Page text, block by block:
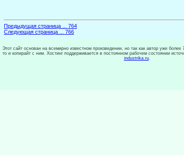
Предыдущая страница ... 764
Следующая страница ... 766
Этот сайт основан на всемирно известном произведении, но так как автор уже более
то и копирайт с ним. Хостинг поддерживается в постоянном рабочем состоянии
industrika.ru.